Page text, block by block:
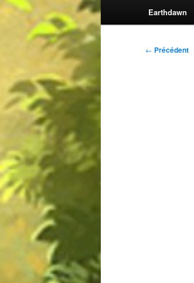
Earthdawn
Navigation
← Précédent